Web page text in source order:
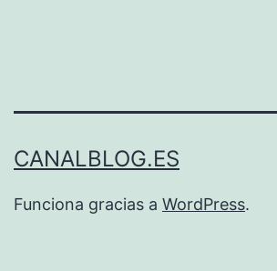
CANALBLOG.ES
Funciona gracias a WordPress.